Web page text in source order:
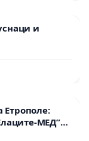
и
МЕД”
всички